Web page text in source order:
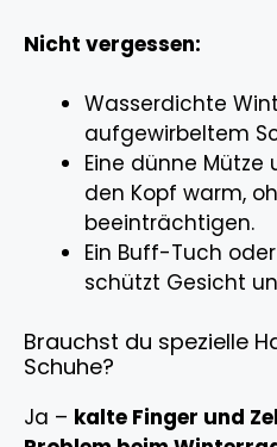
Nicht vergessen:
Wasserdichte
aufgewirbeltem
Eine dünne
den Kopf warm,
beeinträchtigen.
Ein Buff-Tuch
schützt Gesicht
Brauchst du spezielle
Schuhe?
Ja – kalte Finger und